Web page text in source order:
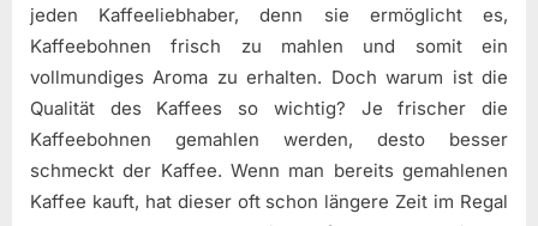
jeden Kaffeeliebhaber, denn sie ermöglicht es,
Kaffeebohnen frisch zu mahlen und somit ein
vollmundiges Aroma zu erhalten. Doch warum ist die
Qualität des Kaffees so wichtig? Je frischer die
Kaffeebohnen gemahlen werden, desto besser
schmeckt der Kaffee. Wenn man bereits gemahlenen
Kaffee kauft, hat dieser oft schon längere Zeit im Regal